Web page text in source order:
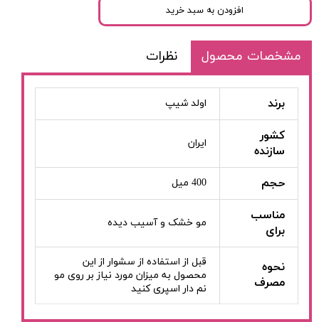
افزودن به سبد خرید
مشخصات محصول نظرات
برند اولد شیپ
کشور
سازنده
ایران
حجم 400 میل
مناسب
برای
مو خشک و آسیب دیده
نحوه
مصرف
قبل از استفاده از سشوار از این
محصول به میزان مورد نیاز بر روی مو
نم دار اسپری کنید